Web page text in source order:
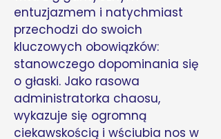
entuzjazmem i natychmiast
przechodzi do swoich
kluczowych obowiązków:
stanowczego dopominania się
o głaski. Jako rasowa
administratorka chaosu,
wykazuje się ogromną
ciekawskością i wściubia nos w